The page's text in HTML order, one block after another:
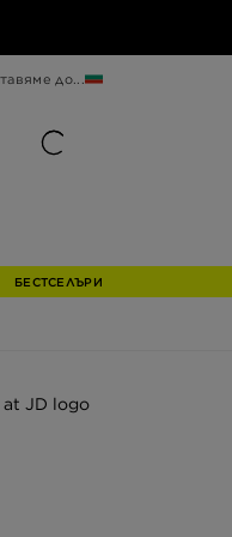
до...
БЕСТСЕЛЪРИ